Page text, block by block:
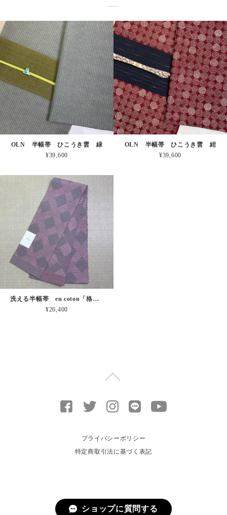
OLN 半幅帯 ひこうき雲 緑
¥39,600
OLN 半幅帯 ひこうき雲 紺
¥39,600
洗える半幅帯 en coton「格子菱」 OLN
¥26,400
プライバシーポリシー
特定商取引法に基づく表記
© きもののここち 透佳
ショップに質問する